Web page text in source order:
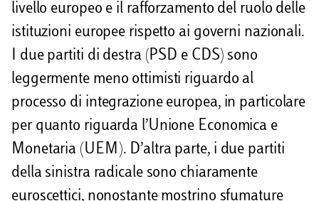
livello europeo e il rafforzamento del ruolo delle
istituzioni europee rispetto ai governi nazionali.
I due partiti di destra (PSD e CDS) sono
leggermente meno ottimisti riguardo al
processo di integrazione europea, in particolare
per quanto riguarda l’Unione Economica e
Monetaria (UEM). D’altra parte, i due partiti
della sinistra radicale sono chiaramente
euroscettici, nonostante mostrino sfumature